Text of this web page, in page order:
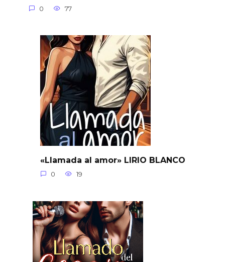
0 77
«Llamada al amor» LIRIO BLANCO
0 19